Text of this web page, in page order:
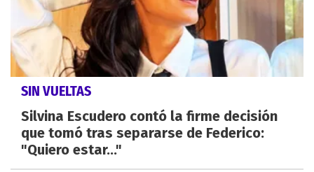
SIN VUELTAS
Silvina Escudero contó la firme decisión
que tomó tras separarse de Federico:
"Quiero estar..."